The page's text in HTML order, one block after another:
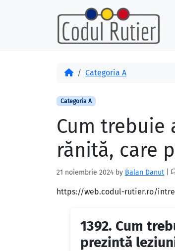
AcasăCategoria A
Categoria A
Cum
rănită, care
21 noiembrie 2024 by Balan Danut
https://web.codul-rutier.ro/
1392. Cum
prezintă